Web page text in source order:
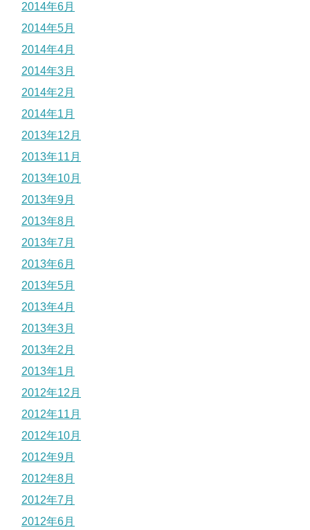
2014年6月
2014年5月
2014年4月
2014年3月
2014年2月
2014年1月
2013年12月
2013年11月
2013年10月
2013年9月
2013年8月
2013年7月
2013年6月
2013年5月
2013年4月
2013年3月
2013年2月
2013年1月
2012年12月
2012年11月
2012年10月
2012年9月
2012年8月
2012年7月
2012年6月